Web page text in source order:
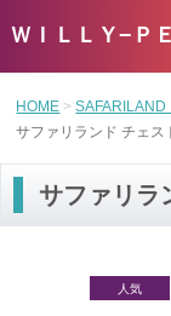
ＷＩＬＬＹ−Ｐ
HOME SAFARILAND
サファリランド チェス
サファリラ